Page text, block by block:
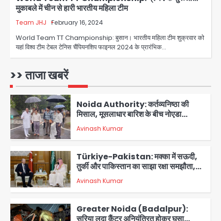
मुकाबले में चीन से हारी भारतीय महिला टीम
Team JHJ February 16, 2024
World Team TT Championship: बुसान। भारतीय महिला टीम शुक्रवार को
यहां विश्व टीम टेबल टेनिस चैंपियनशिप फाइनल 2024 के प्रारंभिक…
>> ताजा खबरें
एक्टिंग डेब्यू फिल्म विजुअली स्ट्राइकिंग लेकिन
स्क्रीनप्ले में कमजोर, लेकिन कहानी अधूरी रह
गई, 3 स्टार रेटिंग
Avinash Kumar
1
Felix Hospital Noida: फेलिक्स
2
Noida Authority: कर्तव्यनिष्ठा की
मिसाल, मूसलाधार बारिश के बीच नोएडा
प्राधिकरण ने संभाला मोर्चा, सेक्टर 105
आरडब्ल्यूए ने जताया आभार
Avinash Kumar
3
Türkiye-Pakistan: मक्का में सऊदी,
तुर्की और पाकिस्तान का साझा रक्षा समझौता,
जानें इसके मायने
Avinash Kumar
Greater Noida (Badalpur):
सरिया लदा कैंटर अनियंत्रित होकर घुसा